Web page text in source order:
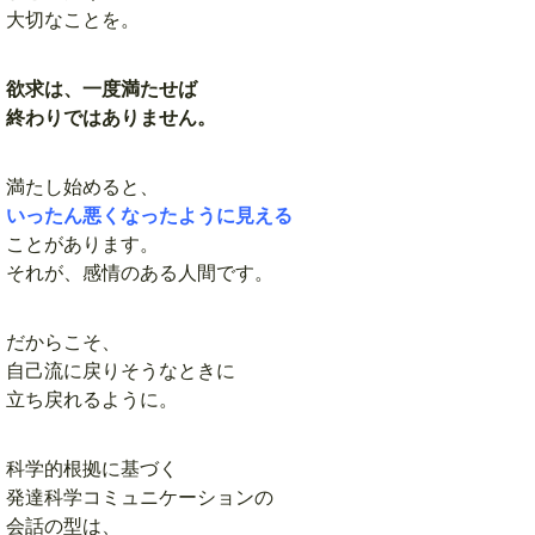
大切なことを。
欲求は、一度満たせば
終わりではありません。
満たし始めると、
いったん悪くなったように見える
ことがあります。
それが、感情のある人間です。
だからこそ、
自己流に戻りそうなときに
立ち戻れるように。
科学的根拠に基づく
発達科学コミュニケーションの
会話の型は、